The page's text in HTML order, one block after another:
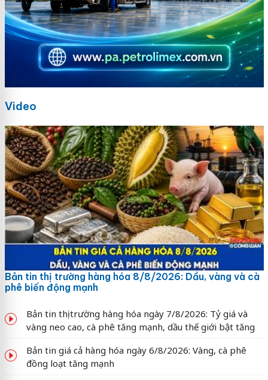
Video
Bản tin thị trường hàng hóa 8/8/2026: Dầu, vàng và cà
phê biến động mạnh
Bản tin thị trường hàng hóa ngày 7/8/2026: Tỷ giá và
vàng neo cao, cà phê tăng mạnh, dầu thế giới bật tăng
Bản tin giá cả hàng hóa ngày 6/8/2026: Vàng, cà phê
đồng loạt tăng mạnh